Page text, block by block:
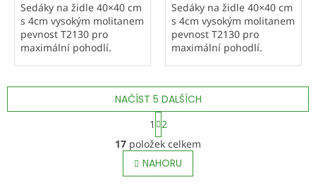
Sedáky na židle 40×40 cm
s 4cm vysokým molitanem
pevnost T2130 pro
maximální pohodlí.
Vento je příjemná na
pastelových barvách....
Sedáky na židle 40×40 cm
s 4cm vysokým molitanem
pevnost T2130 pro
maximální pohodlí.
Vento je příjemná na
dotek, v moderních
pastelových barvách....
O
v
l
á
NAČÍST 5 DALŠÍCH
S
t
r
á
n
k
1
2
17 položek celkem
NAHORU